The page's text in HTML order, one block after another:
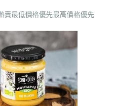
賣最低價格優先最高價格優先